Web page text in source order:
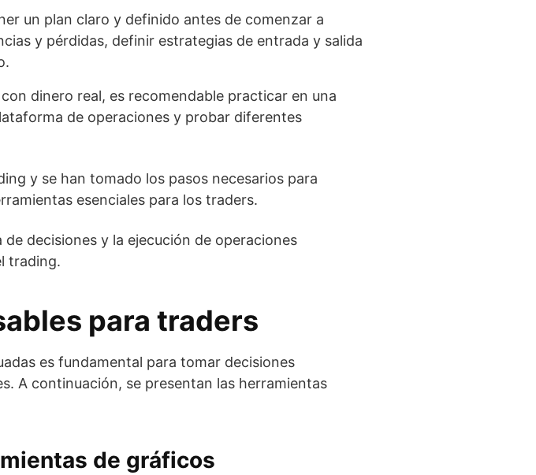
un plan claro y definido antes de comenzar a
y pérdidas, definir estrategias de entrada y salida
dinero real, es recomendable practicar en una
de operaciones y probar diferentes
y se han tomado los pasos necesarios para
esenciales para los traders.
decisiones y la ejecución de operaciones
trading.
para traders
es fundamental para tomar decisiones
A continuación, se presentan las herramientas
de gráficos